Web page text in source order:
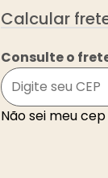
Calcular
Consulte o
Não sei meu cep